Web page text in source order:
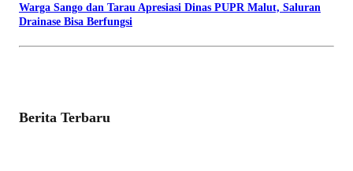
Warga Sango dan Tarau Apresiasi Dinas PUPR Malut, Saluran
Drainase Bisa Berfungsi
Berita Terbaru